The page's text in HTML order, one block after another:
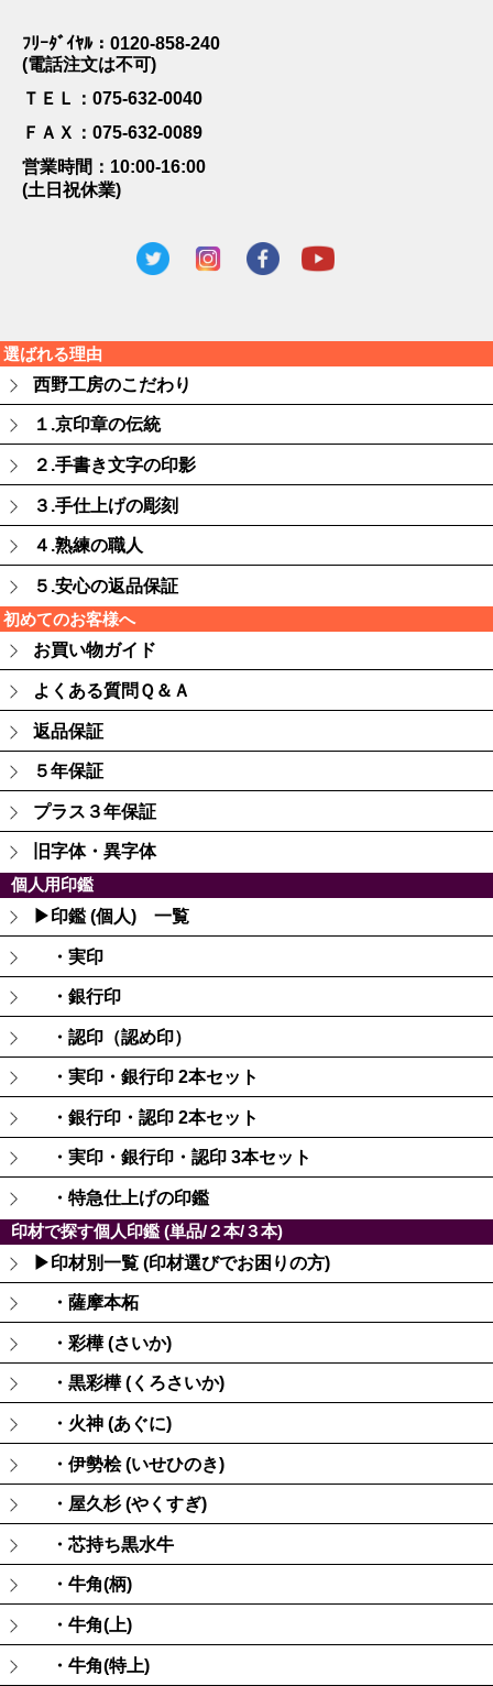
ﾌﾘｰﾀﾞｲﾔﾙ：0120-858-240
(電話注文は不可)
ＴＥＬ：075-632-0040
ＦＡＸ：075-632-0089
営業時間：10:00-16:00
(土日祝休業)
選ばれる理由
西野工房のこだわり
１.京印章の伝統
２.手書き文字の印影
３.手仕上げの彫刻
４.熟練の職人
５.安心の返品保証
初めてのお客様へ
お買い物ガイド
よくある質問Ｑ＆Ａ
返品保証
５年保証
プラス３年保証
旧字体・異字体
個人用印鑑
▶印鑑 (個人) 一覧
・実印
・銀行印
・認印（認め印）
・実印・銀行印 2本セット
・銀行印・認印 2本セット
・実印・銀行印・認印 3本セット
・特急仕上げの印鑑
印材で探す個人印鑑 (単品/２本/３本)
▶印材別一覧 (印材選びでお困りの方)
・薩摩本柘
・彩樺 (さいか)
・黒彩樺 (くろさいか)
・火神 (あぐに)
・伊勢桧 (いせひのき)
・屋久杉 (やくすぎ)
・芯持ち黒水牛
・牛角(柄)
・牛角(上)
・牛角(特上)